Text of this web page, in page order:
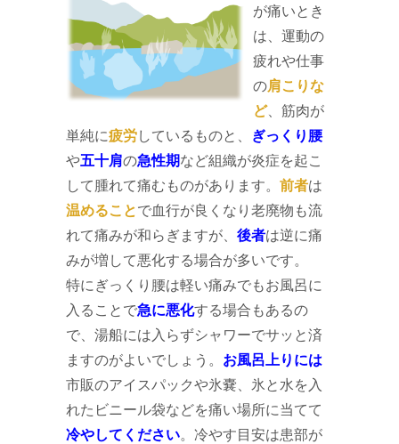
が痛いとき
は、運動の
疲れや仕事
の肩こりな
ど、筋肉が
単純に疲労しているものと、
ぎっくり腰
や五十肩の急性期など組織が炎症を起こ
して腫れて痛むものがあります。 前者は
温めることで血行が良くなり老廃物も流
れて痛みが和らぎますが、 後者は逆に痛
みが増して悪化する場合が多いです。
特にぎっくり腰は軽い痛みでもお風呂に
入ることで急に悪化する場合もあるの
で、湯船には入らずシャワーでサッと済
ますのがよいでしょう。 お風呂上りには
市販のアイスパックや氷嚢、氷と水を入
れたビニール袋などを痛い場所に当てて
冷やしてください。冷やす目安は患部が